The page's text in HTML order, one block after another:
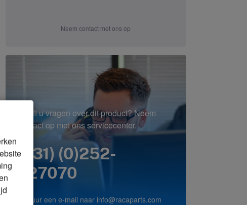
Neem contact met ons op
Heeft u vragen over dit product? Neem
contact op met ons servicecenter.
(+31) (0)252-
227070
of stuur een e-mail naar info@racaparts.com